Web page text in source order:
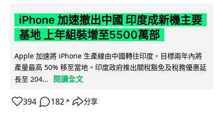
iPhone 加速撤出中國 印度成新機主要
基地 上年組裝增至5500萬部
Apple 加速將 iPhone 生產線由中國轉往印度，目標兩年內將
產量最高 50% 移至當地。印度政府推出關稅豁免及稅務優惠延
長至 204...
閱讀全文
394 182 ↗ 分享